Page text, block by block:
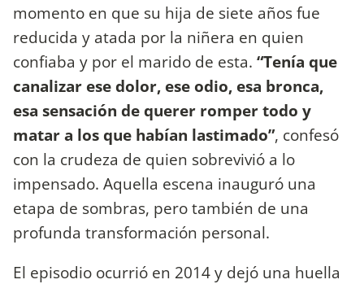
momento en que su hija de siete años fue
reducida y atada por la niñera en quien
confiaba y por el marido de esta. “Tenía que
canalizar ese dolor, ese odio, esa bronca,
esa sensación de querer romper todo y
matar a los que habían lastimado”, confesó
con la crudeza de quien sobrevivió a lo
impensado. Aquella escena inauguró una
etapa de sombras, pero también de una
profunda transformación personal.
El episodio ocurrió en 2014 y dejó una huella